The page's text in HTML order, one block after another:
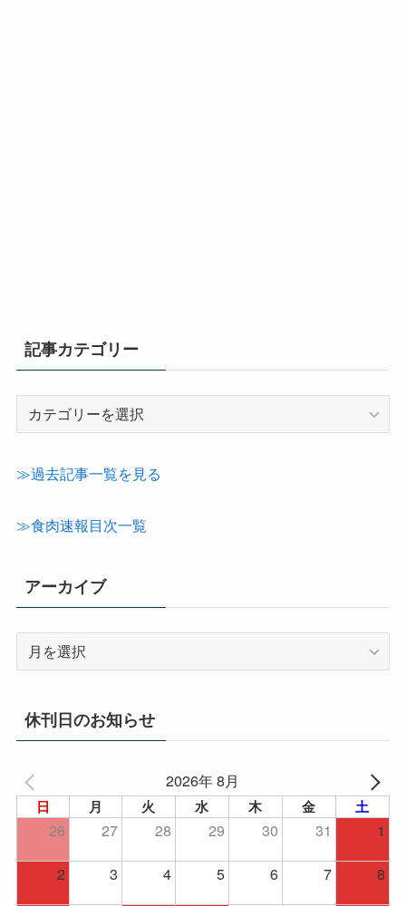
記事カテゴリー
テ
≫過去記事一覧を見る
≫食肉速報目次一覧
アーカイブ
イ
ブ
休刊日のお知らせ
2026年 8月
日 月 火 水 木 金 土
26 27 28 29 30 31
1
2
3 4 5 6 7 8